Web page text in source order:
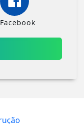
Facebook